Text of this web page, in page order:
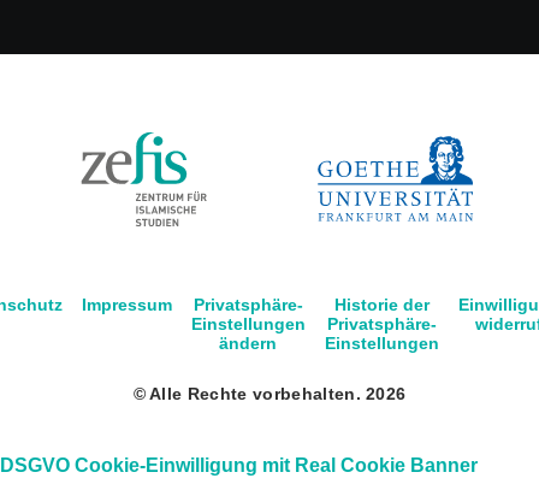
Impressum
Privatsphäre-
Einstellungen
ändern
Historie der
Privatsphäre-
Einstellungen
© Alle Rechte vorbehalten. 2026
DSGVO Cookie-Einwilligung mit Real Cookie Banner